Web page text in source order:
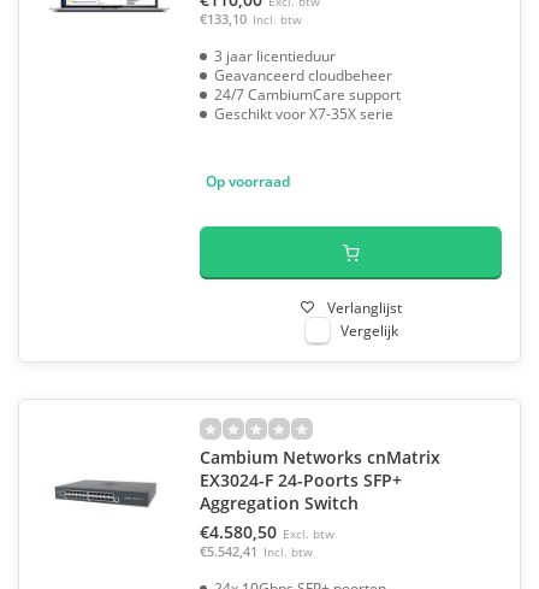
€133,10 Incl. btw
3 jaar licentieduur
Geavanceerd cloudbeheer
24/7 CambiumCare support
Geschikt voor X7-35X serie
Op voorraad
Verlanglijst
Vergelijk
Cambium Networks cnMatrix
EX3024-F 24-Poorts SFP+
Aggregation Switch
€4.580,50 Excl. btw
€5.542,41 Incl. btw